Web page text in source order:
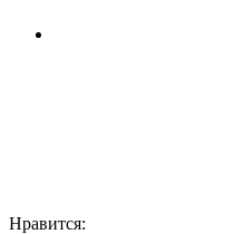
Нравится: